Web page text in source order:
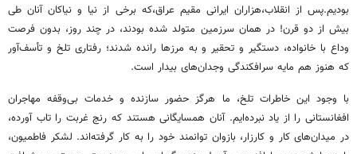
بودیم.پس از انقلاب،هزاران ایرانی مقیم عراق،که برخی از نیا و نیاکان آنان طی
بیش از دو قرن! در همان سرزمین متولد شده بودند، در چند روز، بدون فرصت
وداع با خانواده، دستگیر و تحقیر و به مرزها رانده شدند؛ رفتاری تلخ و تأسف‌آور
که هنوز هم مایه سرافکندگی وجدان‌های بیدار است.
با وجود این خاطرات تلخ، ما هرگز حضور سازنده و خدمات بی‌وقفه مهاجران
افغانستانی را از یاد نبرده‌ایم. آنان همسایگانی هستند که رنج غربت را تاب آورده،
در میدان‌های کار و کارزار، بازوان توانمند خود را به کار گرفته‌اند. لشکر فاطمیون،